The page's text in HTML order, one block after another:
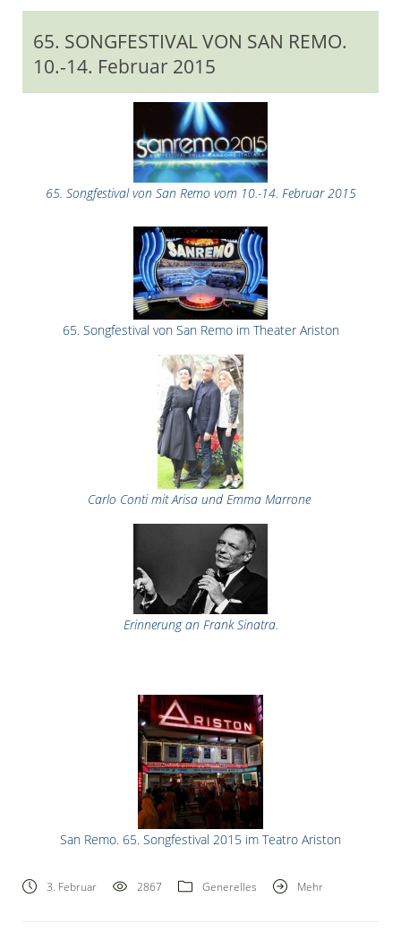
65. SONGFESTIVAL VON SAN REMO.
10.-14. Februar 2015
65. Songfestival von San Remo vom 10.-14. Februar 2015
65. Songfestival von San Remo im Theater Ariston
Carlo Conti mit Arisa und Emma Marrone
Erinnerung an Frank Sinatra.
San Remo. 65. Songfestival 2015 im Teatro Ariston
3. Februar 2867 Generelles Mehr